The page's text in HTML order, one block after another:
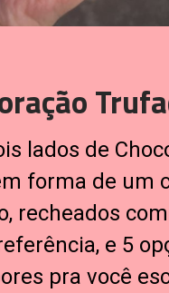
lados de
forma de um
recheados
e 5
pra você